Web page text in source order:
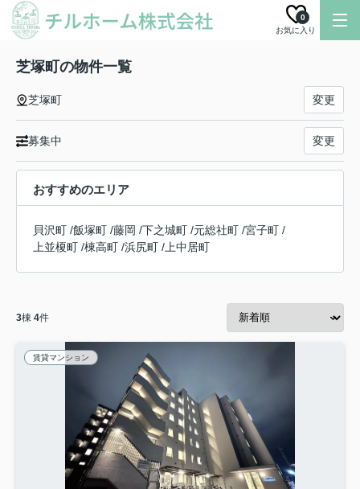
お気に入り
0
芝塚町の物件一覧
芝塚町 変更
募集中 変更
おすすめのエリア
貝沢町 /飯塚町 /藤岡 /下之城町 /元総社町 /宮子町 /
上並榎町 /棟高町 /浜尻町 / 上中居町
3棟 4件
賃貸マンション